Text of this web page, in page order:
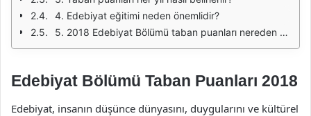
4. Edebiyat eğitimi neden önemlidir?
5. 2018 Edebiyat Bölümü taban puanları nereden öğrenilebilir?
Edebiyat Bölümü Taban Puanları 2018
Edebiyat, insanın düşünce dünyasını, duygularını ve kültürel